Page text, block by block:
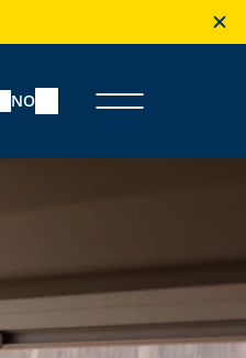
NO